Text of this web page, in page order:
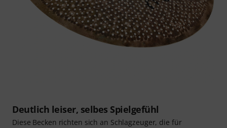
Deutlich leiser, selbes Spielgefühl
Diese Becken richten sich an Schlagzeuger, die für